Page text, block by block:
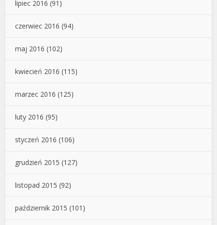
lipiec 2016 (91)
czerwiec 2016 (94)
maj 2016 (102)
kwiecień 2016 (115)
marzec 2016 (125)
luty 2016 (95)
styczeń 2016 (106)
grudzień 2015 (127)
listopad 2015 (92)
październik 2015 (101)